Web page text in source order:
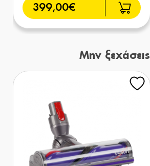
399,00€
Μην ξεχάσεις